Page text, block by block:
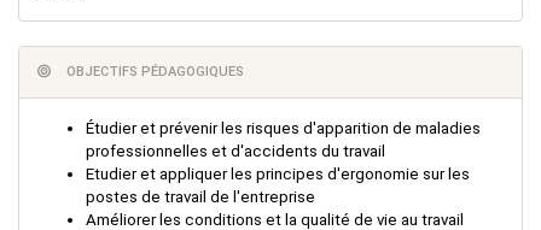
OBJECTIFS PÉDAGOGIQUES
Étudier et prévenir les risques d'apparition de maladies
professionnelles et d'accidents du travail
Etudier et appliquer les principes d'ergonomie sur les
postes de travail de l'entreprise
Améliorer les conditions et la qualité de vie au travail